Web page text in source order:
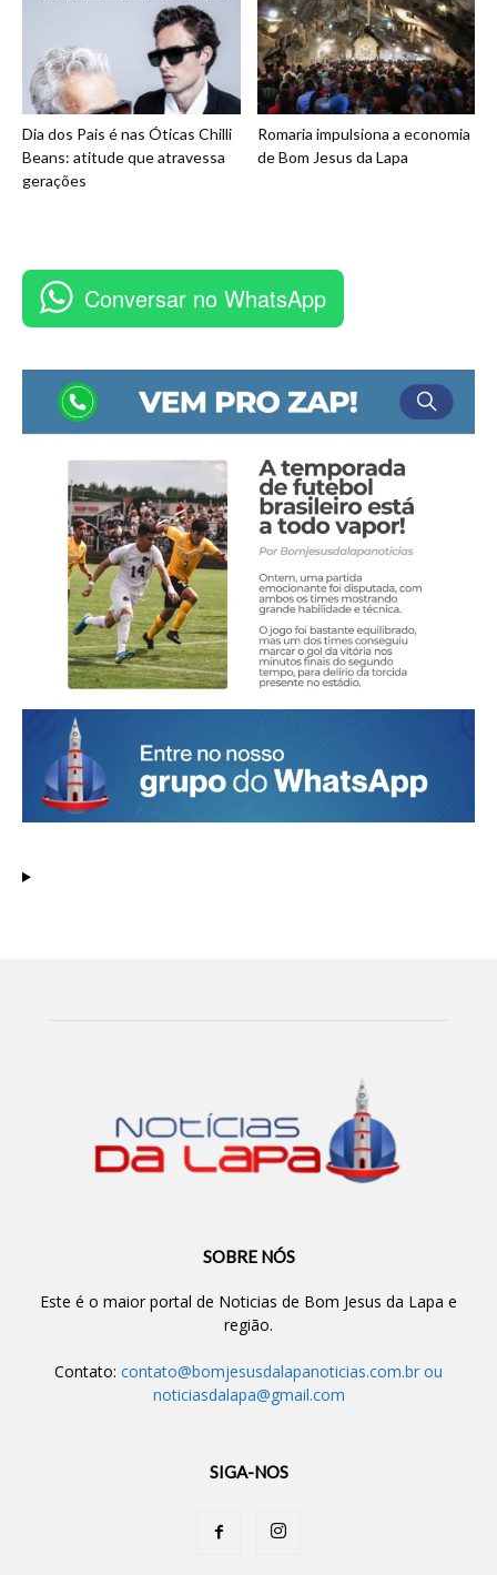
Dia dos Pais é nas Óticas Chilli
Beans: atitude que atravessa
gerações
Romaria impulsiona a economia
de Bom Jesus da Lapa
Conversar no WhatsApp
SOBRE NÓS
Este é o maior portal de Noticias de Bom Jesus da Lapa e
região.
Contato: contato@bomjesusdalapanoticias.com.br ou
noticiasdalapa@gmail.com
SIGA-NOS